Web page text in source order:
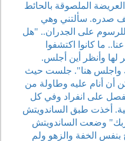
الملصوقة بالحائط
صدره. سألتني وهي
للرسوم على الجدران.. "هل
ما كانوا اكتشفوا
لها وأنظر أين أجلس.
واجلس هنا". جلست حيث
أنام عليه وطاولة من
على انفراد وفي كل
أخذت طبق الساندويتش
وضعت الساندويتش
الخفة والزهو ولم